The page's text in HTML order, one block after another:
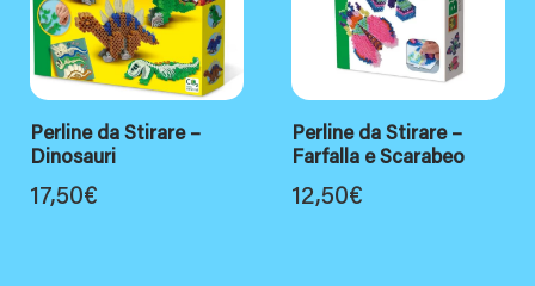
Perline da Stirare –
Dinosauri
17,50€
Perline da Stirare –
Farfalla e Scarabeo
12,50€